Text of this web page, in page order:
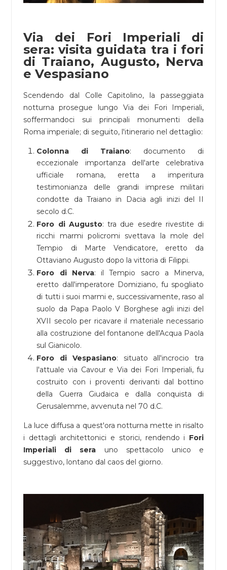
Via dei Fori Imperiali di
sera: visita guidata tra i fori
di Traiano, Augusto, Nerva
e Vespasiano
Scendendo dal Colle Capitolino, la passeggiata
notturna prosegue lungo Via dei Fori Imperiali,
soffermandoci sui principali monumenti della
Roma imperiale; di seguito, l'itinerario nel dettaglio:
Colonna di Traiano: documento di
eccezionale importanza dell'arte celebrativa
ufficiale romana, eretta a imperitura
testimonianza delle grandi imprese militari
condotte da Traiano in Dacia agli inizi del II
secolo d.C.
Foro di Augusto: tra due esedre rivestite di
ricchi marmi policromi svettava la mole del
Tempio di Marte Vendicatore, eretto da
Ottaviano Augusto dopo la vittoria di Filippi.
Foro di Nerva: il Tempio sacro a Minerva,
eretto dall'imperatore Domiziano, fu spogliato
di tutti i suoi marmi e, successivamente, raso al
suolo da Papa Paolo V Borghese agli inizi del
XVII secolo per ricavare il materiale necessario
alla costruzione del fontanone dell'Acqua Paola
sul Gianicolo.
Foro di Vespasiano: situato all'incrocio tra
l'attuale via Cavour e Via dei Fori Imperiali, fu
costruito con i proventi derivanti dal bottino
della Guerra Giudaica e dalla conquista di
Gerusalemme, avvenuta nel 70 d.C.
La luce diffusa a quest'ora notturna mette in risalto
i dettagli architettonici e storici, rendendo i Fori
Imperiali di sera uno spettacolo unico e
suggestivo, lontano dal caos del giorno.